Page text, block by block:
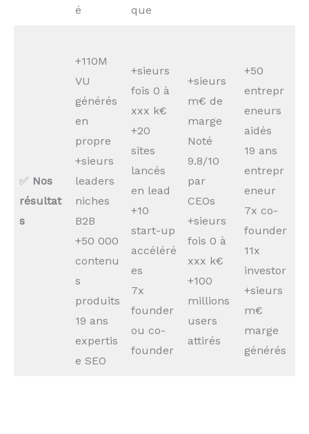
é
que
✅ Nos
résultat
s
+110M
VU
générés
en
propre
+sieurs
leaders
niches
B2B
+50 000
contenu
s
produits
19 ans
expertis
e SEO
+sieurs
fois 0 à
xxx k€
+20
sites
lancés
en lead
+10
start-up
accéléré
es
7x
founder
ou co-
founder
+sieurs
m€ de
marge
Noté
9.8/10
par
CEOs
+sieurs
fois 0 à
xxx k€
+100
millions
users
attirés
+50
entrepr
eneurs
aidés
19 ans
entrepr
eneur
7x co-
founder
11x
investor
+sieurs
m€
marge
générés